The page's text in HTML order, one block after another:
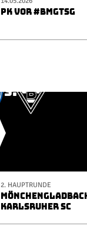
PK VOR #BMGTSG
2. HAUPTRUNDE
KARLSRUHER SC